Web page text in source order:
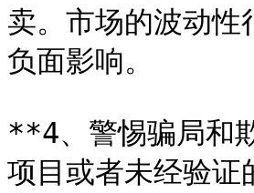
卖。市场的波动性
负面影响。
**4、警惕骗局和
项目或者未经验证